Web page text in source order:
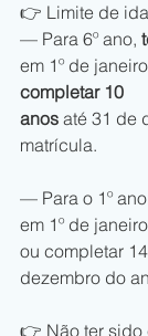
👉 Limite de
— Para 6º ano,
em 1º de
completar 10
anos até 31 de
matrícula.
— Para o 1º
em 1º de
ou completar
dezembro do
👉 Não ter sido